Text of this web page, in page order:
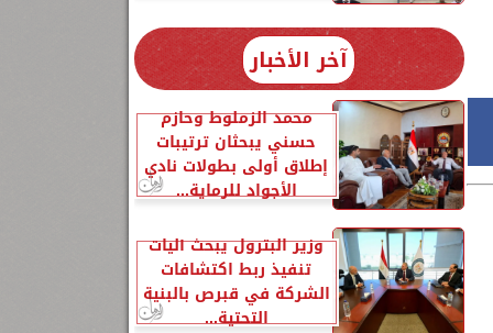
آخر الأخبار
محمد الزملوط وحازم
حسني يبحثان ترتيبات
إطلاق أولى بطولات نادي
الأجواد للرماية...
وزير البترول يبحث آليات
تنفيذ ربط اكتشافات
الشركة في قبرص بالبنية
التحتية...